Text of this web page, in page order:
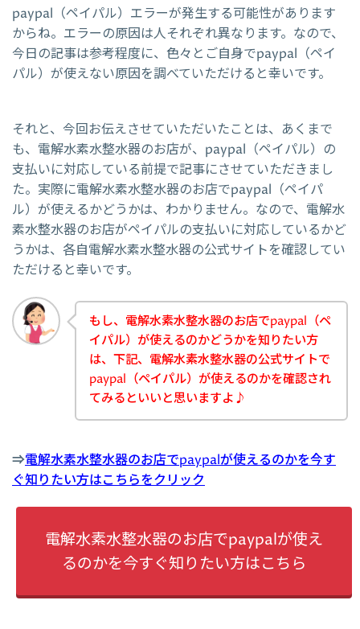
paypal（ペイパル）エラーが発生する可能性があります
からね。エラーの原因は人それぞれ異なります。なので、
今日の記事は参考程度に、色々とご自身でpaypal（ペイ
パル）が使えない原因を調べていただけると幸いです。
それと、今回お伝えさせていただいたことは、あくまで
も、電解水素水整水器のお店が、paypal（ペイパル）の
支払いに対応している前提で記事にさせていただきまし
た。実際に電解水素水整水器のお店でpaypal（ペイパ
ル）が使えるかどうかは、わかりません。なので、電解水
素水整水器のお店がペイパルの支払いに対応しているかど
うかは、各自電解水素水整水器の公式サイトを確認してい
ただけると幸いです。
もし、電解水素水整水器のお店でpaypal（ペ
イパル）が使えるのかどうかを知りたい方
は、下記、電解水素水整水器の公式サイトで
paypal（ペイパル）が使えるのかを確認され
てみるといいと思いますよ♪
⇒電解水素水整水器のお店でpaypalが使えるのかを今す
ぐ知りたい方はこちらをクリック
電解水素水整水器のお店でpaypalが使え
るのかを今すぐ知りたい方はこちら